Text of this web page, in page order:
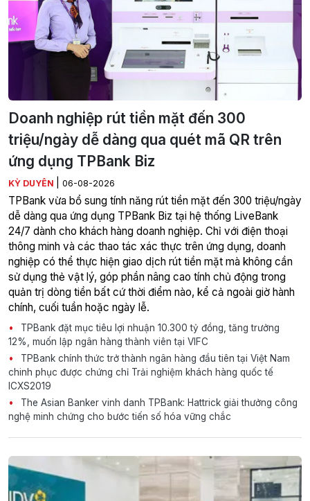
Doanh nghiệp rút tiền mặt đến 300
triệu/ngày dễ dàng qua quét mã QR trên
ứng dụng TPBank Biz
KỲ DUYÊN 06-08-2026
TPBank vừa bổ sung tính năng rút tiền mặt đến 300 triệu/ngày
dễ dàng qua ứng dụng TPBank Biz tại hệ thống LiveBank
24/7 dành cho khách hàng doanh nghiệp. Chỉ với điện thoại
thông minh và các thao tác xác thực trên ứng dụng, doanh
nghiệp có thể thực hiện giao dịch rút tiền mặt mà không cần
sử dụng thẻ vật lý, góp phần nâng cao tính chủ động trong
quản trị dòng tiền bất cứ thời điểm nào, kể cả ngoài giờ hành
chính, cuối tuần hoặc ngày lễ.
TPBank đặt mục tiêu lợi nhuận 10.300 tỷ đồng, tăng trưởng
12%, muốn lập ngân hàng thành viên tại VIFC
TPBank chính thức trở thành ngân hàng đầu tiên tại Việt Nam
chinh phục được chứng chỉ Trải nghiệm khách hàng quốc tế
ICXS2019
The Asian Banker vinh danh TPBank: Hattrick giải thưởng công
nghệ minh chứng cho bước tiến số hóa vững chắc